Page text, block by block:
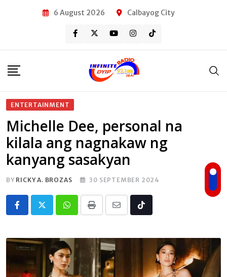
6 August 2026 Calbayog City
ENTERTAINMENT
Michelle Dee, personal na
kilala ang nagnakaw ng
kanyang sasakyan
BY RICKY A. BROZAS 30 SEPTEMBER 2024
Whatsapp
Print
Share
Email
Tiktok